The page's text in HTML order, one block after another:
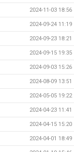
2024-11-03 18:56
2024-09-24 11:19
2024-09-23 18:21
2024-09-15 19:35
2024-09-03 15:26
2024-08-09 13:51
2024-05-05 19:22
2024-04-23 11:41
2024-04-15 15:20
2024-04-01 18:49